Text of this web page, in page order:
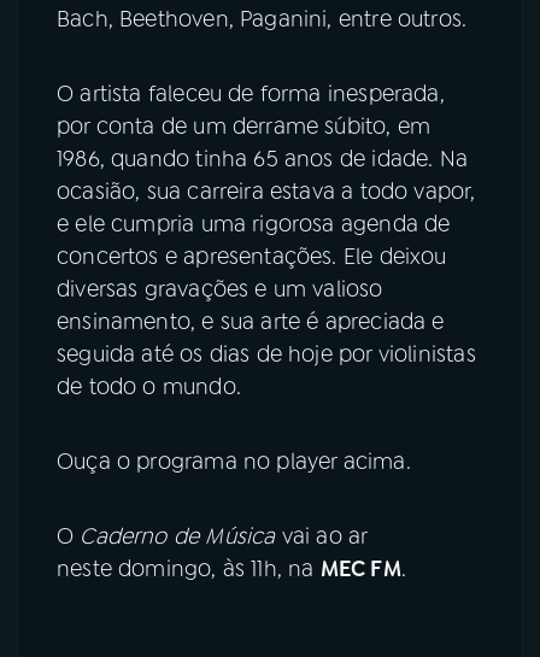
Bach, Beethoven, Paganini, entre outros.
O artista faleceu de forma inesperada,
por conta de um derrame súbito, em
1986, quando tinha 65 anos de idade. Na
ocasião, sua carreira estava a todo vapor,
e ele cumpria uma rigorosa agenda de
concertos e apresentações. Ele deixou
diversas gravações e um valioso
ensinamento, e sua arte é apreciada e
seguida até os dias de hoje por violinistas
de todo o mundo.
Ouça o programa no player acima.
O Caderno de Músicavai ao ar
neste domingo, às 11h, na MEC FM.